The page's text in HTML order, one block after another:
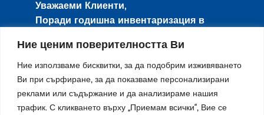
Ние ценим поверителността Ви
Ние използваме бисквитки, за да подобрим изживяването
Ви при сърфиране, за да показваме персонализирани
реклами или съдържание и да анализираме нашия
трафик. С кликването върху „Приемам всички“, Вие се
Уважаеми Клиенти,
Поради годишна инвентаризация в
няма да работят с клиенти, и няма да се
изпращат поръчки.
Направените поръчки в този период ще
се изпращат от17-ти Августпо реда на
тяхното получаване.